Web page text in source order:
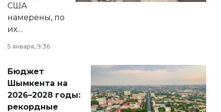
США
намерены, по
их
принести
народу
Венесуэлы.
5 января, 9:36
Бюджет
Шымкента на
2026–2028 годы:
рекордные